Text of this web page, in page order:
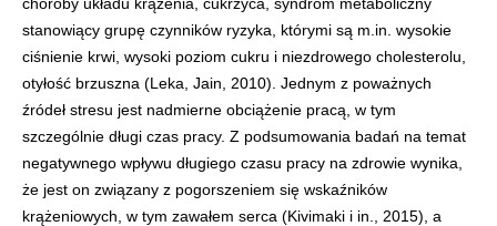
stanowiący grupę czynników ryzyka, którymi są m.in. wysokie
ciśnienie krwi, wysoki poziom cukru i niezdrowego cholesterolu,
otyłość brzuszna (Leka, Jain, 2010). Jednym z poważnych
źródeł stresu jest nadmierne obciążenie pracą, w tym
szczególnie długi czas pracy. Z podsumowania badań na temat
negatywnego wpływu długiego czasu pracy na zdrowie wynika,
że jest on związany z pogorszeniem się wskaźników
krążeniowych, w tym zawałem serca (Kivimaki i in., 2015), a